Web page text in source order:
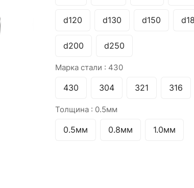
d120 d130 d150
d200 d250
Марка стали : 430
430 304 321 316
Толщина : 0.5мм
0.5мм 0.8мм 1.0мм